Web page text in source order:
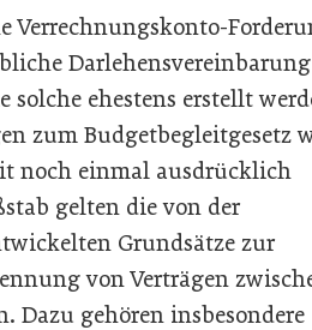
Verrechnungskonto-
Darlehensvereinbarung
solche ehestens erstellt
zum Budgetbegleitgesetz
noch einmal ausdrücklich
gelten die von der
Grundsätze zur
von Verträgen
Dazu gehören insbesondere